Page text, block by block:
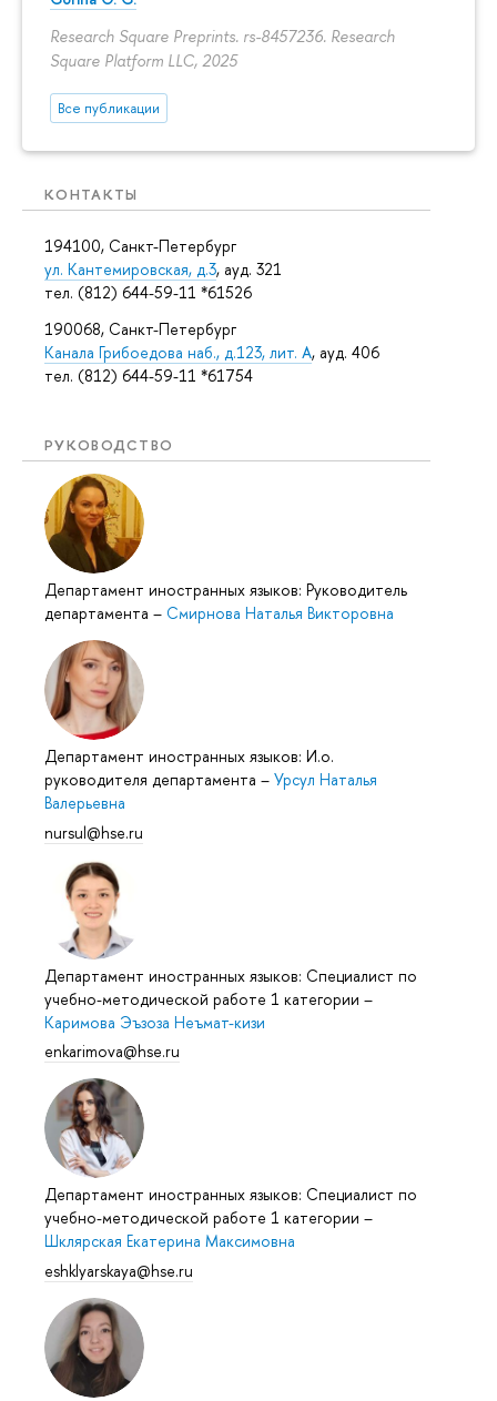
Research Square Preprints. rs-8457236. Research
Square Platform LLC, 2025
Все публикации
КОНТАКТЫ
194100, Санкт-Петербург
ул. Кантемировская, д.3, ауд. 321
тел. (812) 644-59-11 *61526
190068, Санкт-Петербург
Канала Грибоедова наб., д.123, лит. А, ауд. 406
тел. (812) 644-59-11 *61754
РУКОВОДСТВО
Департамент иностранных языков: Руководитель
департамента – Смирнова Наталья Викторовна
Департамент иностранных языков: И.о.
руководителя департамента – Урсул Наталья
Валерьевна
nursul@hse.ru
Департамент иностранных языков: Специалист по
учебно-методической работе 1 категории –
Каримова Эъзоза Неъмат-кизи
enkarimova@hse.ru
Департамент иностранных языков: Специалист по
учебно-методической работе 1 категории –
Шклярская Екатерина Максимовна
eshklyarskaya@hse.ru